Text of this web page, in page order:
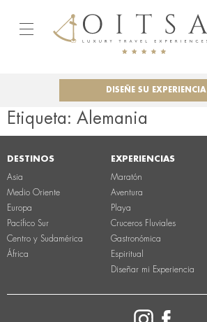
DISEÑE SU EXPERIENCIA
Etiqueta: Alemania
DESTINOS
Asia
Medio Oriente
Europa
Pacífico Sur
Centro y Sudamérica
África
EXPERIENCIAS
Maratón
Aventura
Playa
Cruceros Fluviales
Gastronómica
Espiritual
Diseñar mi Experiencia